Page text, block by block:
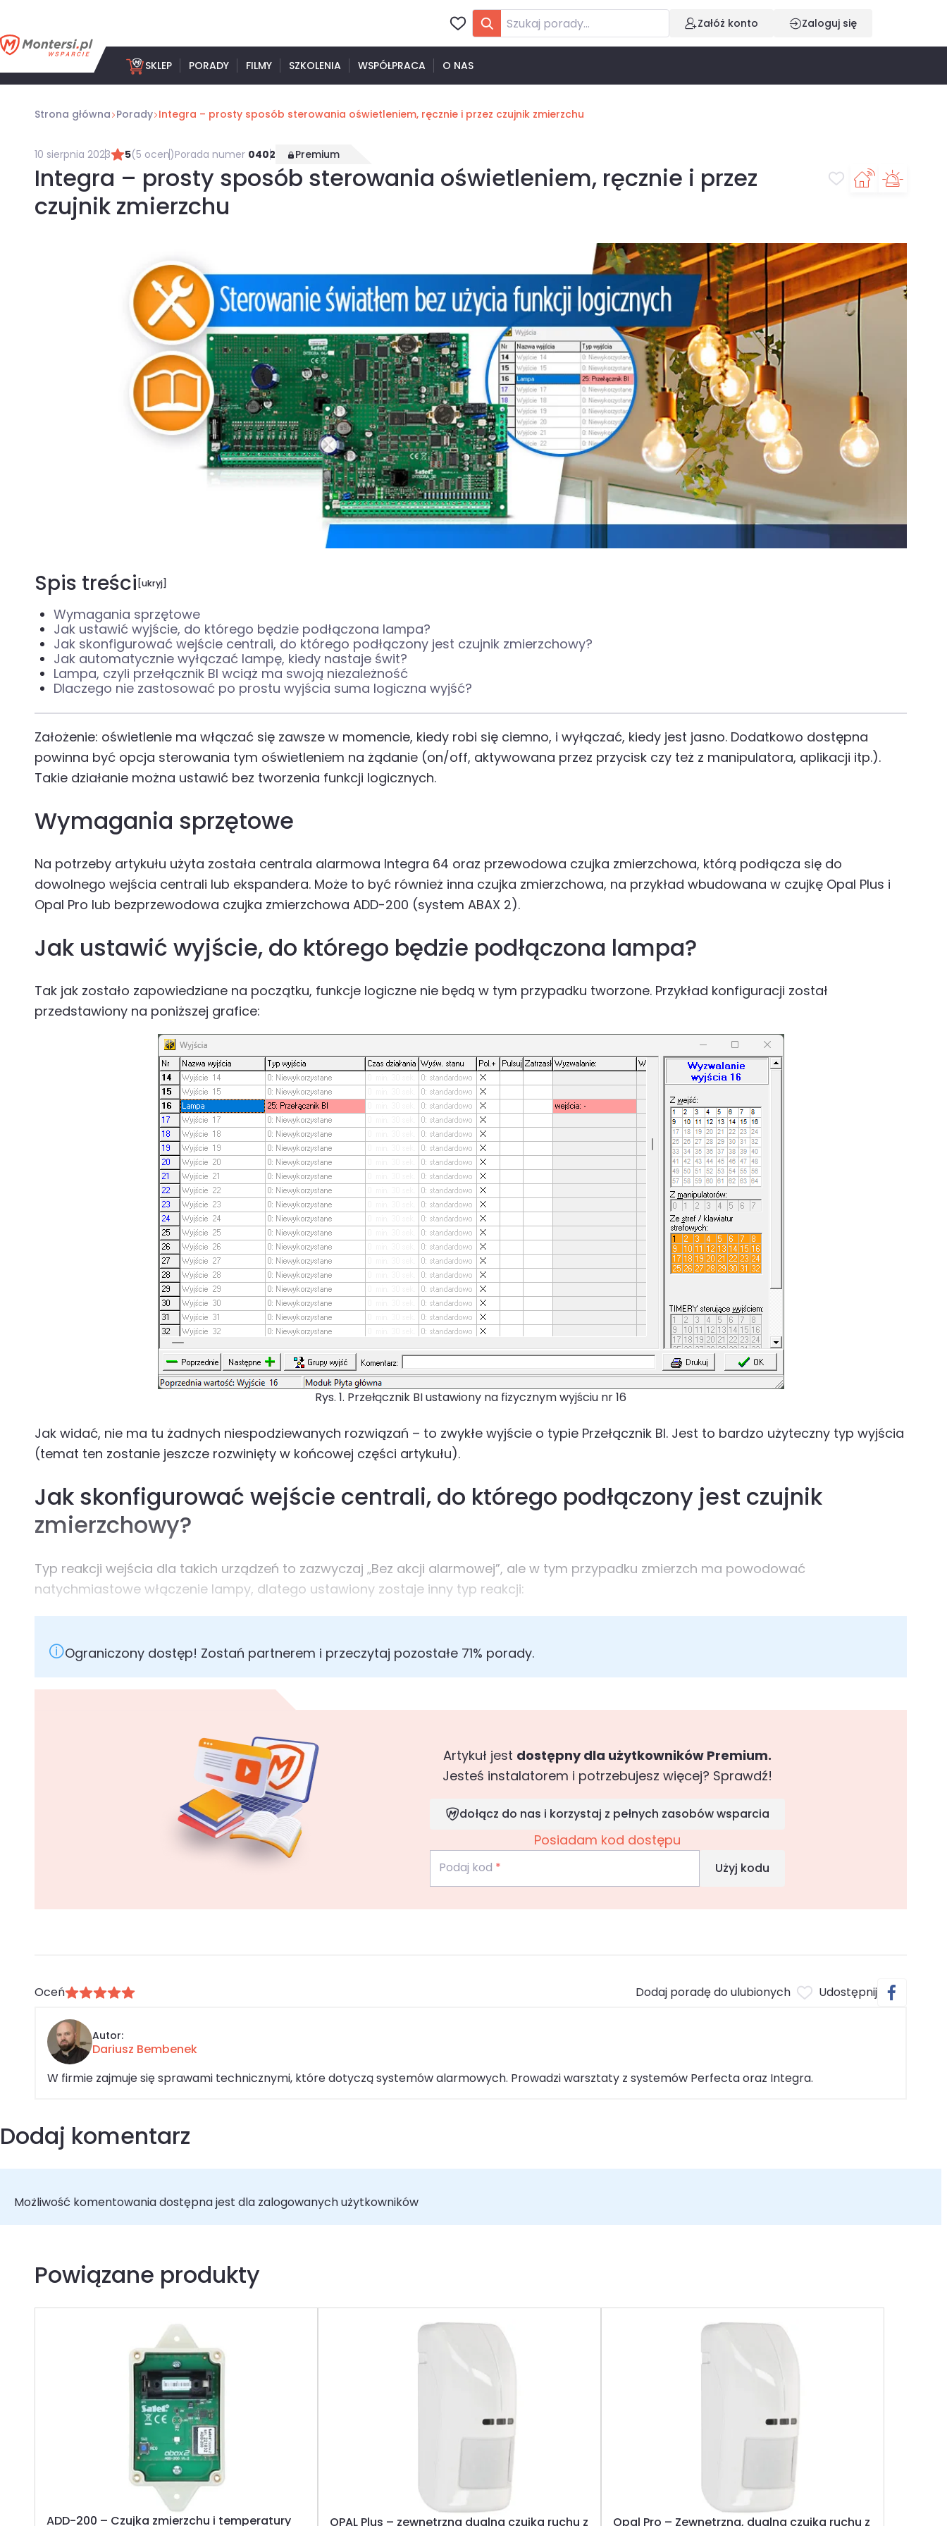
treści
Załóż konto Zaloguj się
SKLEP PORADY FILMY SZKOLENIA WSPÓŁPRACA O NAS
Strona główna Porady Integra – prosty sposób sterowania oświetleniem, ręcznie i przez czujnik zmierzchu
10 sierpnia 2023 5(5 ocen)Porada numer 0402 Premium
Integra – prosty sposób sterowania oświetleniem, ręcznie i przez
czujnik zmierzchu
Spis treści
Wymagania sprzętowe
Jak ustawić wyjście, do którego będzie podłączona lampa?
Jak skonfigurować wejście centrali, do którego podłączony jest czujnik zmierzchowy?
Jak automatycznie wyłączać lampę, kiedy nastaje świt?
Lampa, czyli przełącznik BI wciąż ma swoją niezależność
Dlaczego nie zastosować po prostu wyjścia suma logiczna wyjść?
Założenie: oświetlenie ma włączać się zawsze w momencie, kiedy robi się ciemno, i wyłączać, kiedy jest jasno. Dodatkowo dostępna
powinna być opcja sterowania tym oświetleniem na żądanie (on/off, aktywowana przez przycisk czy też z manipulatora, aplikacji itp.).
Takie działanie można ustawić bez tworzenia funkcji logicznych.
Wymagania sprzętowe
Na potrzeby artykułu użyta została centrala alarmowa Integra 64 oraz przewodowa czujka zmierzchowa, którą podłącza się do
dowolnego wejścia centrali lub ekspandera. Może to być również inna czujka zmierzchowa, na przykład wbudowana w czujkę Opal Plus i
Opal Pro lub bezprzewodowa czujka zmierzchowa ADD-200 (system ABAX 2).
Jak ustawić wyjście, do którego będzie podłączona lampa?
Tak jak zostało zapowiedziane na początku, funkcje logiczne nie będą w tym przypadku tworzone. Przykład konfiguracji został
przedstawiony na poniższej grafice:
Rys. 1. Przełącznik BI ustawiony na fizycznym wyjściu nr 16
Jak widać, nie ma tu żadnych niespodziewanych rozwiązań – to zwykłe wyjście o typie Przełącznik BI. Jest to bardzo użyteczny typ wyjścia
(temat ten zostanie jeszcze rozwinięty w końcowej części artykułu).
Jak skonfigurować wejście centrali, do którego podłączony jest czujnik
zmierzchowy?
Typ reakcji wejścia dla takich urządzeń to zazwyczaj „Bez akcji alarmowej”, ale w tym przypadku zmierzch ma powodować
natychmiastowe włączenie lampy, dlatego ustawiony zostaje inny typ reakcji:
Ograniczony dostęp! Zostań partnerem i przeczytaj pozostałe 71% porady.
Artykuł jest dostępny dla użytkowników Premium.
Jesteś instalatorem i potrzebujesz więcej? Sprawdź!
dołącz do nas i korzystaj z pełnych zasobów wsparcia
Posiadam kod dostępu
Podaj kod * Użyj kodu
Oceń Dodaj poradę do ulubionych Udostępnij
Autor:
Dariusz Bembenek
W firmie zajmuje się sprawami technicznymi, które dotyczą systemów alarmowych. Prowadzi warsztaty z systemów Perfecta oraz Integra.
Dodaj komentarz
Możliwość komentowania dostępna jest dla zalogowanych użytkowników
Powiązane produkty
ADD-200 – Czujka zmierzchu i temperatury OPAL Plus – zewnętrzna dualna czujka ruchu z Opal Pro – Zewnętrzna, dualna czujka ruchu z